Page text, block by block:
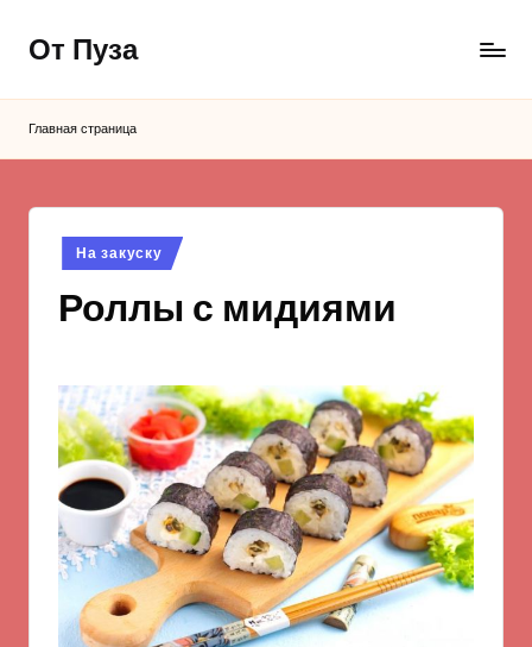
Перейти
содержимому
От Пуза
вкусные
Главная страница
Опубликовано
в
На закуску
Роллы с мидиями